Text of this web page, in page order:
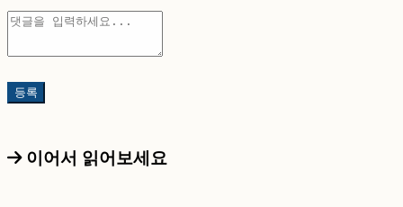
이어서 읽어보세요